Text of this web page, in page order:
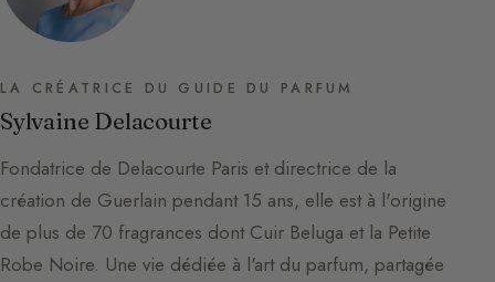
LA CRÉATRICE DU GUIDE DU PARFUM
Sylvaine Delacourte
Fondatrice de Delacourte Paris et directrice de la
création de Guerlain pendant 15 ans, elle est à l'origine
de plus de 70 fragrances dont Cuir Beluga et la Petite
Robe Noire. Une vie dédiée à l'art du parfum, partagée